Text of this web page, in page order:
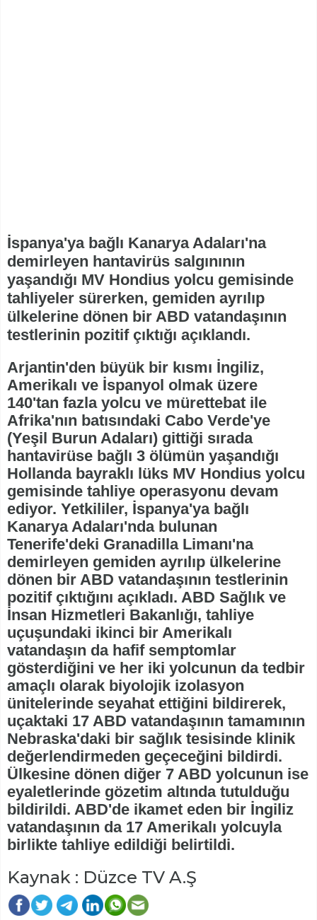
İspanya'ya bağlı Kanarya Adaları'na
demirleyen hantavirüs salgınının
yaşandığı MV Hondius yolcu gemisinde
tahliyeler sürerken, gemiden ayrılıp
ülkelerine dönen bir ABD vatandaşının
testlerinin pozitif çıktığı açıklandı.
Arjantin'den büyük bir kısmı İngiliz,
Amerikalı ve İspanyol olmak üzere
140'tan fazla yolcu ve mürettebat ile
Afrika'nın batısındaki Cabo Verde'ye
(Yeşil Burun Adaları) gittiği sırada
hantavirüse bağlı 3 ölümün yaşandığı
Hollanda bayraklı lüks MV Hondius yolcu
gemisinde tahliye operasyonu devam
ediyor. Yetkililer, İspanya'ya bağlı
Kanarya Adaları'nda bulunan
Tenerife'deki Granadilla Limanı'na
demirleyen gemiden ayrılıp ülkelerine
dönen bir ABD vatandaşının testlerinin
pozitif çıktığını açıkladı. ABD Sağlık ve
İnsan Hizmetleri Bakanlığı, tahliye
uçuşundaki ikinci bir Amerikalı
vatandaşın da hafif semptomlar
gösterdiğini ve her iki yolcunun da tedbir
amaçlı olarak biyolojik izolasyon
ünitelerinde seyahat ettiğini bildirerek,
uçaktaki 17 ABD vatandaşının tamamının
Nebraska'daki bir sağlık tesisinde klinik
değerlendirmeden geçeceğini bildirdi.
Ülkesine dönen diğer 7 ABD yolcunun ise
eyaletlerinde gözetim altında tutulduğu
bildirildi. ABD'de ikamet eden bir İngiliz
vatandaşının da 17 Amerikalı yolcuyla
birlikte tahliye edildiği belirtildi.
Kaynak : Düzce TV A.Ş